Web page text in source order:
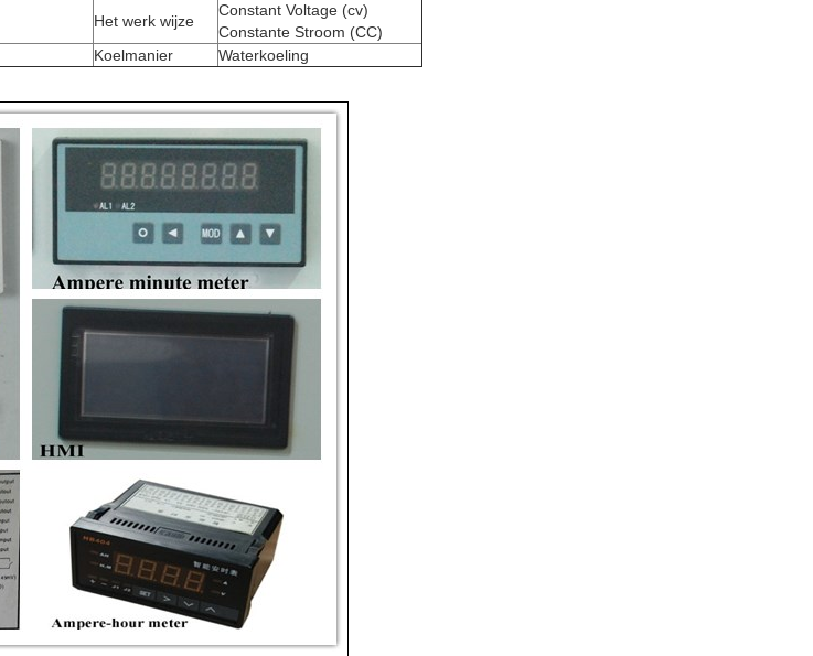
Het werk wijze
Constant Voltage (cv)
Constante Stroom (CC)
Koelmanier Waterkoeling